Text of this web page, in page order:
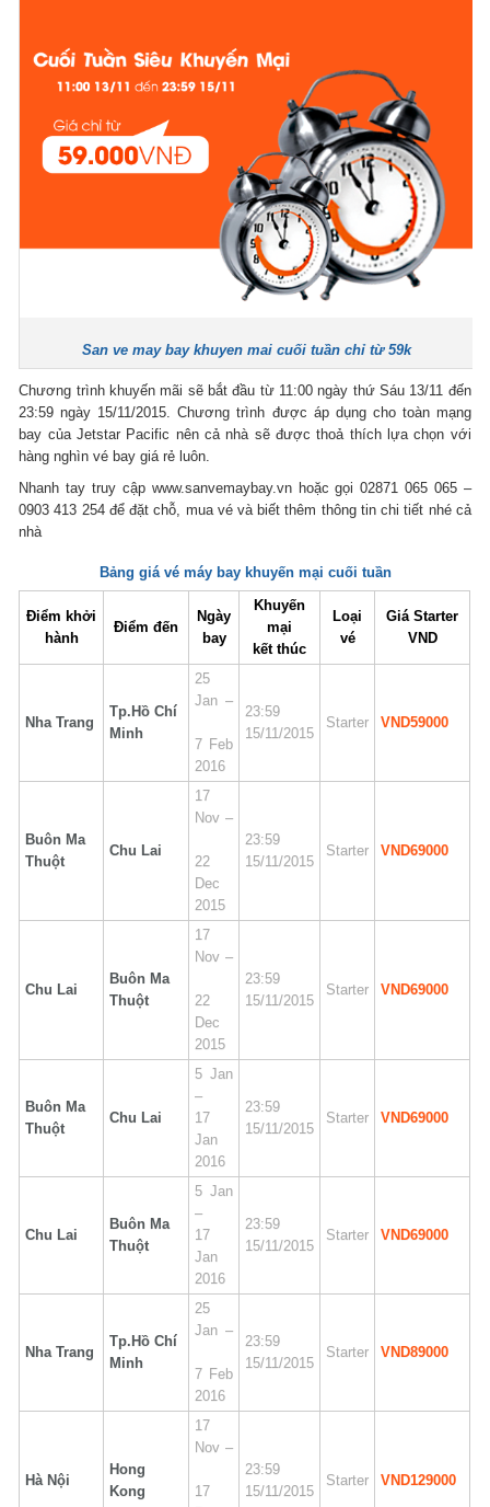
San ve may bay khuyen mai cuối tuần chỉ từ 59k
Chương trình khuyến mãi sẽ bắt đầu từ 11:00 ngày thứ Sáu 13/11 đến
23:59 ngày 15/11/2015. Chương trình được áp dụng cho toàn mạng
bay của Jetstar Pacific nên cả nhà sẽ được thoả thích lựa chọn với
hàng nghìn vé bay giá rẻ luôn.
Nhanh tay truy cập www.sanvemaybay.vn hoặc gọi 02871 065 065 –
0903 413 254 để đặt chỗ, mua vé và biết thêm thông tin chi tiết nhé cả
nhà
Bảng giá vé máy bay khuyến mại cuối tuần
Điểm khởi
hành
Điểm đến
Ngày
bay
Khuyến
mại
kết thúc
Loại
vé
Giá Starter
VND
Nha Trang
Tp.Hồ Chí
Minh
25
Jan –
7 Feb
2016
23:59
15/11/2015
Starter VND59000
Buôn Ma
Thuột
Chu Lai
17
Nov –
22
Dec
2015
23:59
15/11/2015
Starter VND69000
Chu Lai
Buôn Ma
Thuột
17
Nov –
22
Dec
2015
23:59
15/11/2015
Starter VND69000
Buôn Ma
Thuột
Chu Lai
5 Jan
–
17
Jan
2016
23:59
15/11/2015
Starter VND69000
Chu Lai
Buôn Ma
Thuột
5 Jan
–
17
Jan
2016
23:59
15/11/2015
Starter VND69000
Nha Trang
Tp.Hồ Chí
Minh
25
Jan –
7 Feb
2016
23:59
15/11/2015
Starter VND89000
Hà Nội
Hong
Kong
17
Nov –
17
23:59
15/11/2015
Starter VND129000